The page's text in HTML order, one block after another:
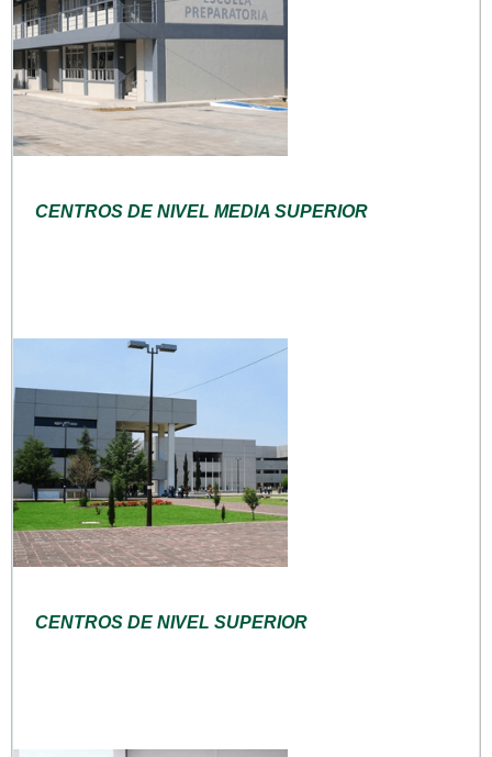
CENTROS DE NIVEL MEDIA SUPERIOR
CENTROS DE NIVEL SUPERIOR